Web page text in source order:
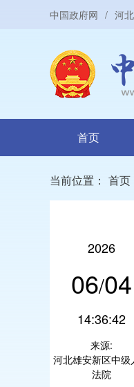
中国政府网 / 河
首页
当前位置： 首页
2026
06/04
14:36:42
来源:
河北雄安新区中级
法院